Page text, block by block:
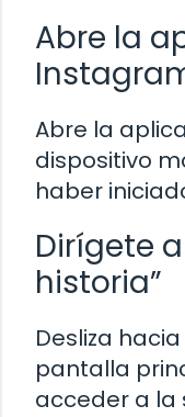
Abre la
Abre la
dispositivo
haber
Dirígete
historia”
Desliza
pantalla
acceder a la